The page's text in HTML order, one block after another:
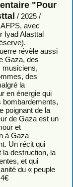
"Pour
/ 2025 /
AFPS, avec
Iyad Alasttal
révèle aussi
Gaza, des
musiciens,
des
la
en énergie qui
bombardements,
poignant de la
de Gaza est un
et
à Gaza
Un récit qui
la destruction, la
et qui
du « peuple